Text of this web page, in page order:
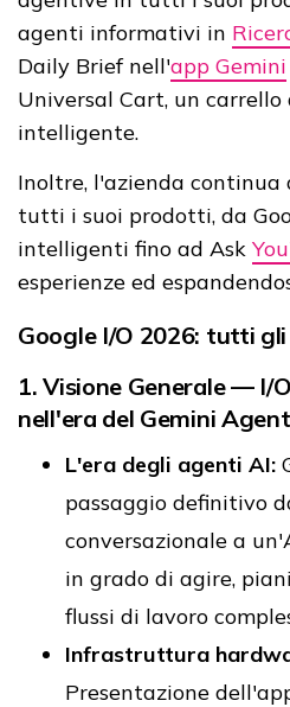
agenti informativi in
Daily Brief nell'app Gemini
Universal Cart, un carrello
intelligente.
Inoltre, l'azienda continua
tutti i suoi prodotti, da
intelligenti fino ad Ask
esperienze ed
Google I/O 2026: tutti
1. Visione Generale — I/
nell'era del Gemini
L'era degli agenti AI:
passaggio definitivo
conversazionale a
in grado di agire,
flussi di lavoro
Infrastruttura
Presentazione